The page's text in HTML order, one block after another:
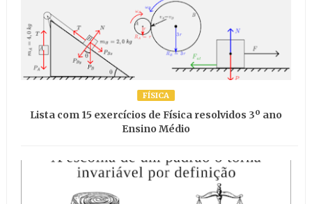
FÍSICA
Lista com 15 exercícios de Física resolvidos 3º ano
Ensino Médio